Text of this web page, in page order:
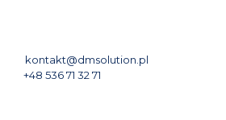
kontakt@dmsolution.pl
+48 536 71 32 71